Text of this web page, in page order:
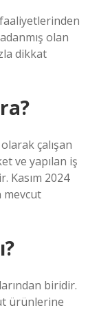
faaliyetlerinden
olan
dikkat
çalışan
ve yapılan iş
Kasım 2024
mevcut
biridir.
ürünlerine